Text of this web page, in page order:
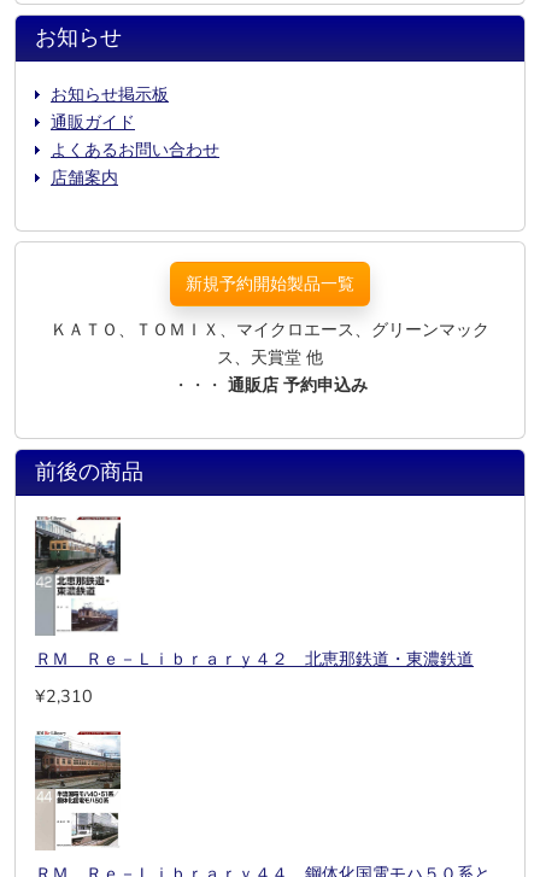
お知らせ
お知らせ掲示板
通販ガイド
よくあるお問い合わせ
店舗案内
新規予約開始製品一覧
ＫＡＴＯ、ＴＯＭＩＸ、マイクロエース、グリーンマック
ス、天賞堂 他
・・・ 通販店 予約申込み
前後の商品
ＲＭ Ｒｅ－Ｌｉｂｒａｒｙ４２ 北恵那鉄道・東濃鉄道
¥2,310